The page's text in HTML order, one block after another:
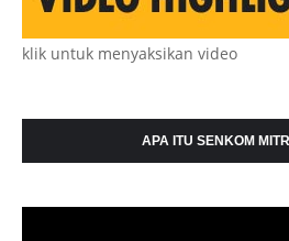
klik untuk menyaksikan video
APA ITU SENKOM